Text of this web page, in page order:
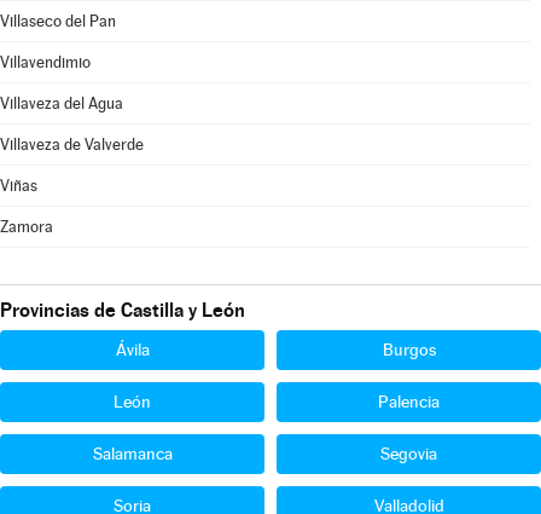
Villaseco del Pan
Villavendimio
Villaveza del Agua
Villaveza de Valverde
Viñas
Zamora
Provincias de Castilla y León
Ávila Burgos
León Palencia
Salamanca Segovia
Soria Valladolid